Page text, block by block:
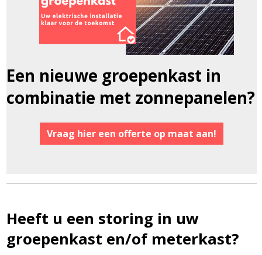
Een nieuwe groepenkast in
combinatie met zonnepanelen?
Vraag hier een offerte op maat aan!
Heeft u een storing in uw
groepenkast en/of meterkast?